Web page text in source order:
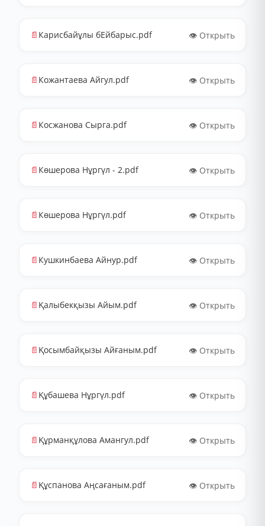
📄 Карисбайұлы бЕйбарыс.pdf 👁️ Открыть
📄 Кожантаева Айгул.pdf 👁️ Открыть
📄 Косжанова Сырга.pdf 👁️ Открыть
📄 Көшерова Нұргүл - 2.pdf 👁️ Открыть
📄 Көшерова Нұргүл.pdf 👁️ Открыть
📄 Кушкинбаева Айнур.pdf 👁️ Открыть
📄 Қалыбекқызы Айым.pdf 👁️ Открыть
📄 Қосымбайқызы Айғаным.pdf 👁️ Открыть
📄 Құбашева Нұргүл.pdf 👁️ Открыть
📄 Құрманқұлова Амангул.pdf 👁️ Открыть
📄 Құспанова Аңсағаным.pdf 👁️ Открыть